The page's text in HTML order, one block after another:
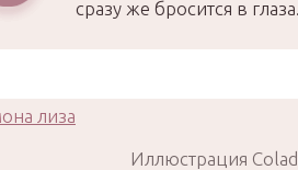
сразу же бросится в глаза.
Иллюстрация